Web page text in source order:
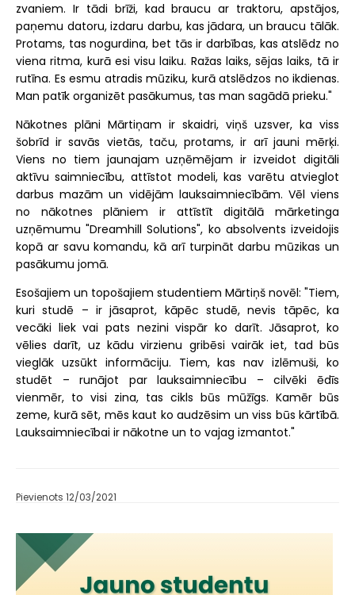
zvaniem. Ir tādi brīži, kad braucu ar traktoru, apstājos,
paņemu datoru, izdaru darbu, kas jādara, un braucu tālāk.
Protams, tas nogurdina, bet tās ir darbības, kas atslēdz no
viena ritma, kurā esi visu laiku. Ražas laiks, sējas laiks, tā ir
rutīna. Es esmu atradis mūziku, kurā atslēdzos no ikdienas.
Man patīk organizēt pasākumus, tas man sagādā prieku."
Nākotnes plāni Mārtiņam ir skaidri, viņš uzsver, ka viss
šobrīd ir savās vietās, taču, protams, ir arī jauni mērķi.
Viens no tiem jaunajam uzņēmējam ir izveidot digitāli
aktīvu saimniecību, attīstot modeli, kas varētu atvieglot
darbus mazām un vidējām lauksaimniecībām. Vēl viens
no nākotnes plāniem ir attīstīt digitālā mārketinga
uzņēmumu "Dreamhill Solutions", ko absolvents izveidojis
kopā ar savu komandu, kā arī turpināt darbu mūzikas un
pasākumu jomā.
Esošajiem un topošajiem studentiem Mārtiņš novēl: "Tiem,
kuri studē – ir jāsaprot, kāpēc studē, nevis tāpēc, ka
vecāki liek vai pats nezini vispār ko darīt. Jāsaprot, ko
vēlies darīt, uz kādu virzienu gribēsi vairāk iet, tad būs
vieglāk uzsūkt informāciju. Tiem, kas nav izlēmuši, ko
studēt – runājot par lauksaimniecību – cilvēki ēdīs
vienmēr, to visi zina, tas cikls būs mūžīgs. Kamēr būs
zeme, kurā sēt, mēs kaut ko audzēsim un viss būs kārtībā.
Lauksaimniecībai ir nākotne un to vajag izmantot."
Pievienots 12/03/2021